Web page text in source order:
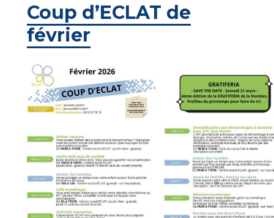
Coup d’ECLAT de
février